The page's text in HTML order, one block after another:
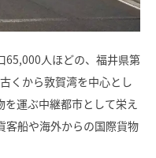
イベント参加
相談予約
65,000人ほどの、福井県第
くから敦賀湾を中心とし
運ぶ中継都市として栄え
客船や海外からの国際貨物